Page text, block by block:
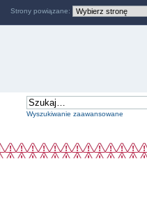
Wyszukiwanie zaawansowane
Strony powiązane: